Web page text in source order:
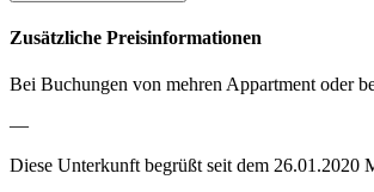
Zusätzliche Preisinformationen
Bei Buchungen von mehren Appartment oder
—
Diese Unterkunft begrüßt seit dem 26.01.2020